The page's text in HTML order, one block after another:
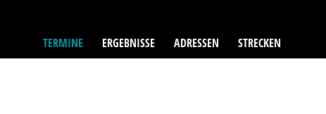
TERMINE ERGEBNISSE ADRESSEN STRECKEN